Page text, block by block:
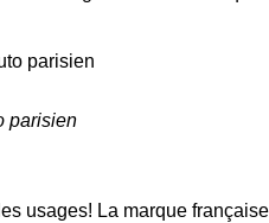
parisien
usages! La marque